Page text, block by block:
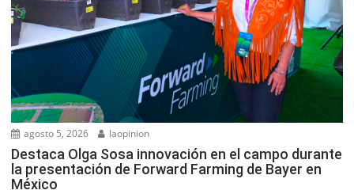
agosto 5, 2026 laopinion
Destaca Olga Sosa innovación en el campo durante
la presentación de Forward Farming de Bayer en
México